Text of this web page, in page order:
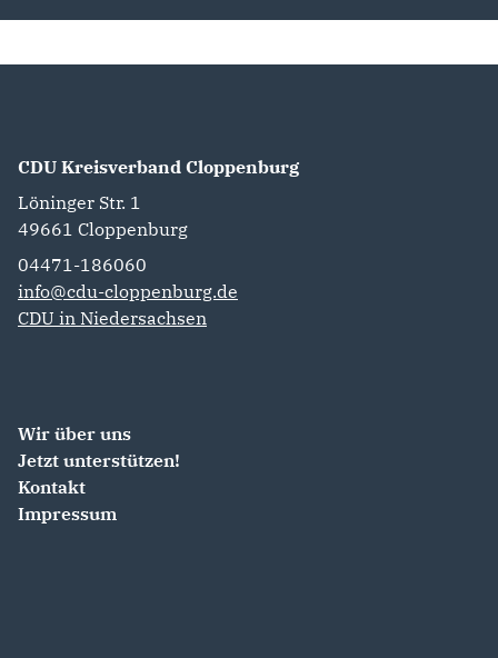
CDU Kreisverband Cloppenburg
Löninger Str. 1
49661 Cloppenburg
04471-186060
info@cdu-cloppenburg.de
CDU in Niedersachsen
Wir über uns
Jetzt unterstützen!
Kontakt
Impressum